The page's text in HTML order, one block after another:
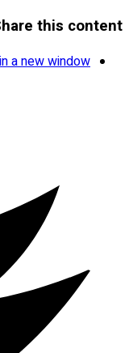
this content
a new window